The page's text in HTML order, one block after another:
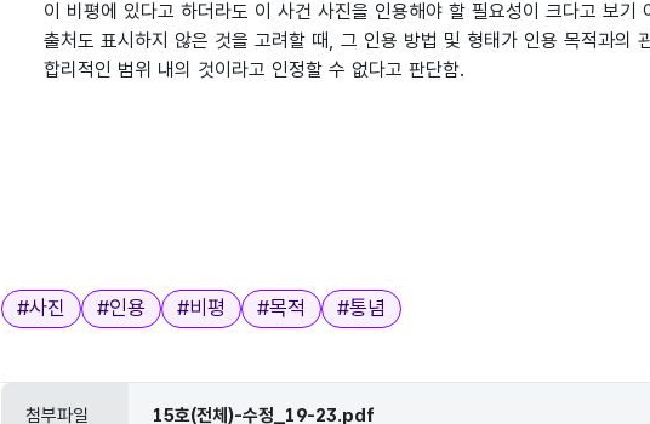
이 비평에 있다고 하더라도 이 사건 사진을 인용해야 할 필요성이 크다고 보기
출처도 표시하지 않은 것을 고려할 때, 그 인용 방법 및 형태가 인용 목적과의
합리적인 범위 내의 것이라고 인정할 수 없다고 판단함.
태그
#사진 #인용 #비평 #목적 #통념
첨부파일 15호(전체)-수정_19-23.pdf